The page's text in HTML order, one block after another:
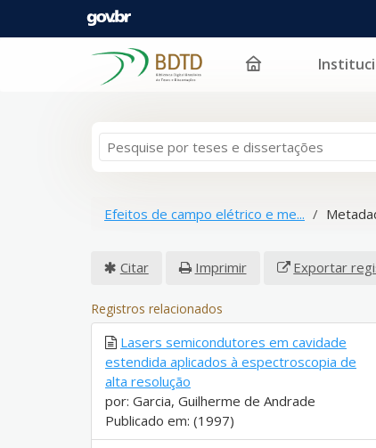
Pular para o conteúdo
Efeitos de campo elétrico e me...
Citar Imprimir Exportar
Registros relacionados
Lasers semicondutores em cavidade
estendida aplicados à espectroscopia de
alta resolução
por: Garcia, Guilherme de Andrade
Publicado em: (1997)